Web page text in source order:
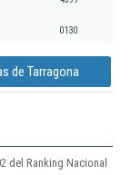
0130
de Tarragona
del Ranking Nacional